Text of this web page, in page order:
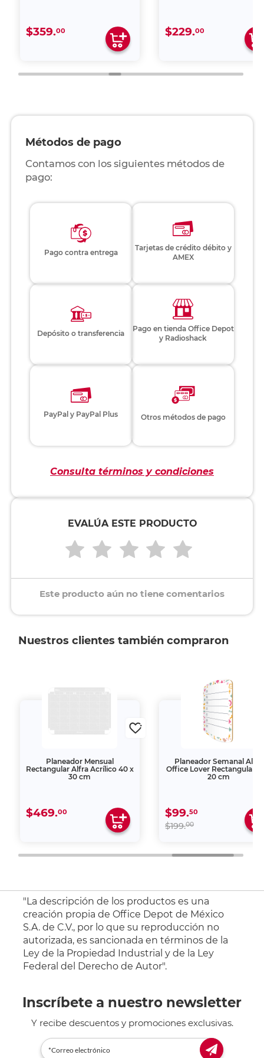
$359.00 $229.00
Métodos de pago
Contamos con los siguientes métodos de
pago:
Pago contra entrega
Tarjetas de crédito débito y
AMEX
Depósito o transferencia
Pago en tienda Office Depot
y Radioshack
PayPal y PayPal Plus Otros métodos de pago
Consulta términos y condiciones
EVALÚA ESTE PRODUCTO
Este producto aún no tiene comentarios
Nuestros clientes también compraron
Planeador Mensual
Rectangular Alfra Acrílico 40 x
30 cm
$469.00
Planeador Semanal Alfra
Office Lover Rectangular
20 cm
$99.50
$199.00
"La descripción de los productos es una
creación propia de Office Depot de México
S.A. de C.V., por lo que su reproducción no
autorizada, es sancionada en términos de la
Ley de la Propiedad Industrial y de la Ley
Federal del Derecho de Autor".
Inscríbete a nuestro newsletter
Y recibe descuentos y promociones exclusivas.